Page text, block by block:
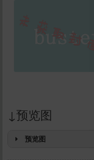
↓预览图
预览图